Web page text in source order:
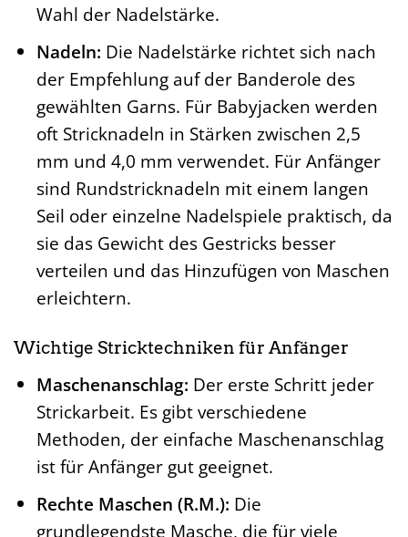
Wahl der Nadelstärke.
Nadeln: Die Nadelstärke richtet sich nach
der Empfehlung auf der Banderole des
gewählten Garns. Für Babyjacken werden
oft Stricknadeln in Stärken zwischen 2,5
mm und 4,0 mm verwendet. Für Anfänger
sind Rundstricknadeln mit einem langen
Seil oder einzelne Nadelspiele praktisch, da
sie das Gewicht des Gestricks besser
verteilen und das Hinzufügen von Maschen
erleichtern.
Wichtige Stricktechniken für Anfänger
Maschenanschlag: Der erste Schritt jeder
Strickarbeit. Es gibt verschiedene
Methoden, der einfache Maschenanschlag
ist für Anfänger gut geeignet.
Rechte Maschen (R.M.): Die
grundlegendste Masche, die für viele